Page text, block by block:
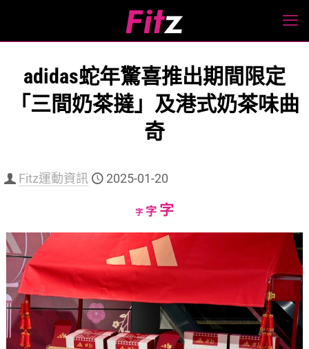
adidas蛇年驚喜推出期間限定
「三間奶茶撻」及港式奶茶味曲
奇
Fitz運動資訊 2025-01-20
字Decrease
size.
字Reset
size.
字Increase
size.